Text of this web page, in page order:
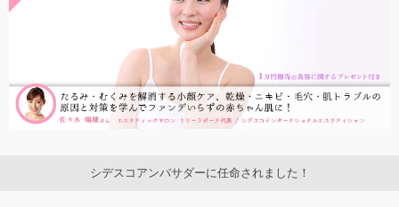
シデスコアンバサダーに任命されました！